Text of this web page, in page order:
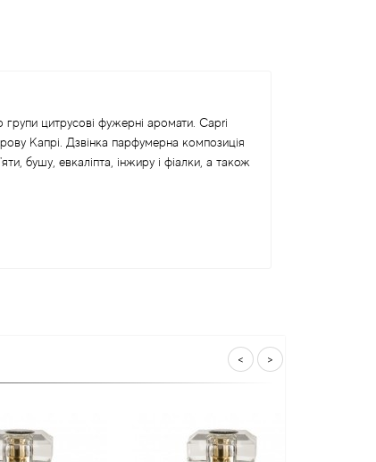
групи цитрусові фужерні аромати. Capri
Капрі. Дзвінка парфумерна композиція
бушу, евкаліпта, інжиру і фіалки, а також
< >